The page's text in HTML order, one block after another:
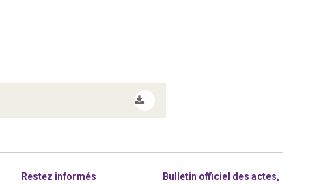
Restez informés
Bulletin officiel des actes,